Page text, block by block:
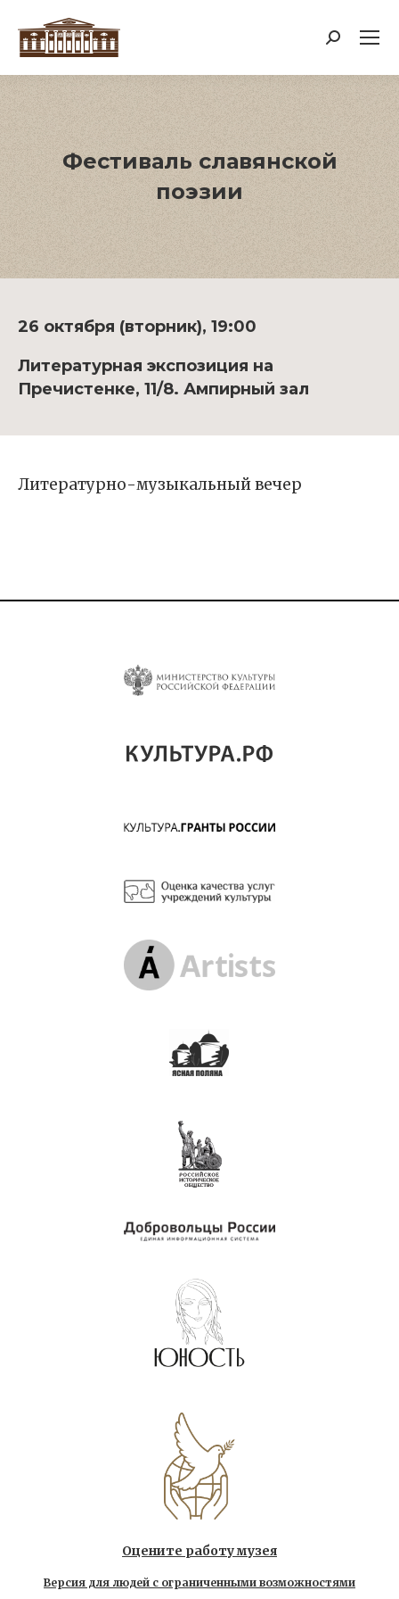
Поиск:
Фестиваль славянской
поэзии
26 октября (вторник), 19:00
Литературная экспозиция на
Пречистенке, 11/8. Ампирный зал
Литературно-музыкальный вечер
Оцените работу музея
Версия для людей с ограниченными возможностями